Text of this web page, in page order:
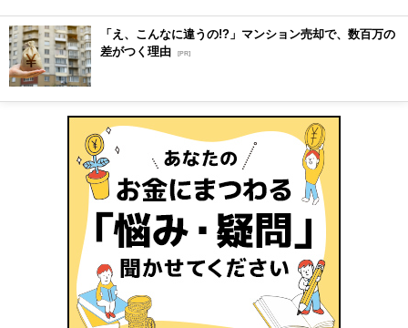
「え、こんなに違うの!?」マンション売却で、数百万の
差がつく理由 [PR]